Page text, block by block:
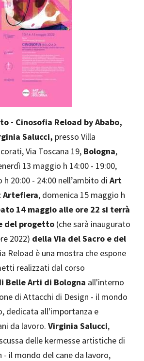
- Cinosofia Reload by Ababo,
Salucci, presso Villa
Via Toscana 19, Bologna,
13 maggio h 14:00 - 19:00,
20:00 - 24:00 nell’ambito di Art
Artefiera, domenica 15 maggio h
14 maggio alle ore 22 si terrà
del progetto (che sarà inaugurato
2022) della Via del Sacro e del
Reload è una mostra che espone
realizzati dal corso
Belle Arti di Bologna all'interno
di Attacchi di Design - il mondo
dedicata all'importanza e
da lavoro. Virginia Salucci,
delle kermesse artistiche di
- il mondo del cane da lavoro,